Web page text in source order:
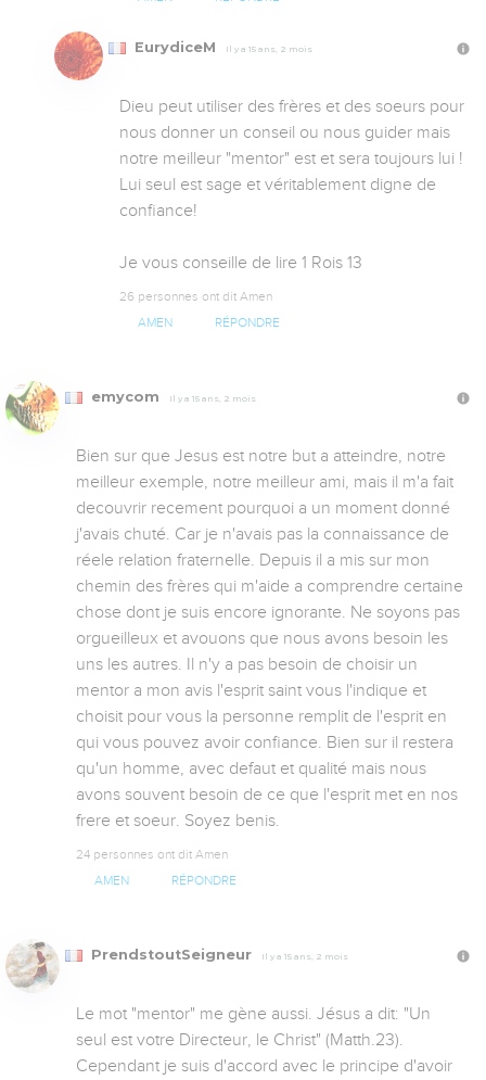
EurydiceM Il y a 15 ans, 2 mois
Dieu peut utiliser des frères et des soeurs pour
nous donner un conseil ou nous guider mais
notre meilleur "mentor" est et sera toujours lui !
Lui seul est sage et véritablement digne de
confiance!
Je vous conseille de lire 1 Rois 13
26 personnes ont dit Amen
AMEN RÉPONDRE
emycom Il y a 15 ans, 2 mois
Bien sur que Jesus est notre but a atteindre, notre
meilleur exemple, notre meilleur ami, mais il m'a fait
decouvrir recement pourquoi a un moment donné
j'avais chuté. Car je n'avais pas la connaissance de
réele relation fraternelle. Depuis il a mis sur mon
chemin des frères qui m'aide a comprendre certaine
chose dont je suis encore ignorante. Ne soyons pas
orgueilleux et avouons que nous avons besoin les
uns les autres. Il n'y a pas besoin de choisir un
mentor a mon avis l'esprit saint vous l'indique et
choisit pour vous la personne remplit de l'esprit en
qui vous pouvez avoir confiance. Bien sur il restera
qu'un homme, avec defaut et qualité mais nous
avons souvent besoin de ce que l'esprit met en nos
frere et soeur. Soyez benis.
24 personnes ont dit Amen
AMEN RÉPONDRE
PrendstoutSeigneur Il y a 15 ans, 2 mois
Le mot "mentor" me gène aussi. Jésus a dit: "Un
seul est votre Directeur, le Christ" (Matth.23).
Cependant je suis d'accord avec le principe d'avoir